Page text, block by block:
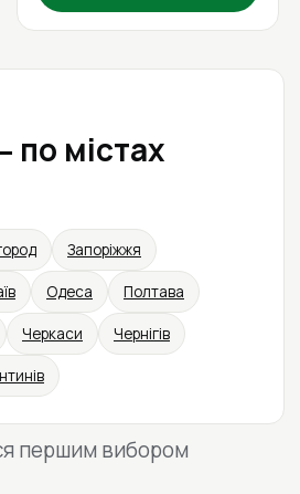
по містах
Запоріжжя
Одеса Полтава
Черкаси Чернігів
першим вибором